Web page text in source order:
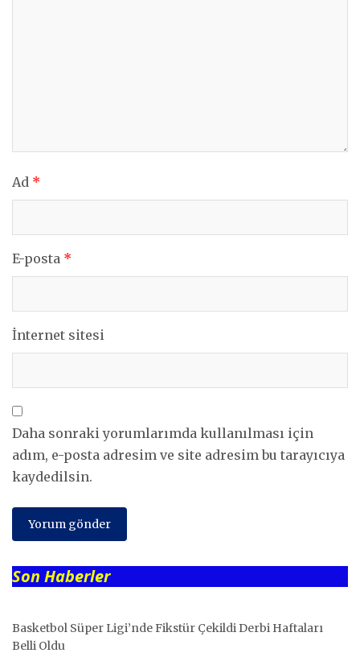
Ad *
E-posta *
İnternet sitesi
Daha sonraki yorumlarımda kullanılması için
adım, e-posta adresim ve site adresim bu tarayıcıya
kaydedilsin.
Son Haberler
Basketbol Süper Ligi’nde Fikstür Çekildi Derbi Haftaları
Belli Oldu